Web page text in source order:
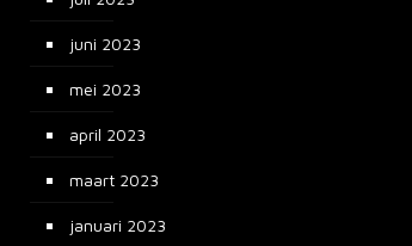
juni 2023
mei 2023
april 2023
maart 2023
januari 2023